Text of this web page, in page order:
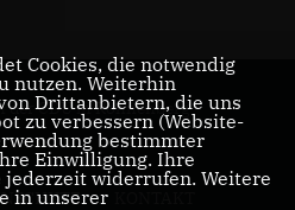
CDU in Ronnenberg
Cookies, die notwendig
nutzen. Weiterhin
Drittanbietern, die uns
zu verbessern (Website-
bestimmter
Einwilligung. Ihre
widerrufen. Weitere
in unserer